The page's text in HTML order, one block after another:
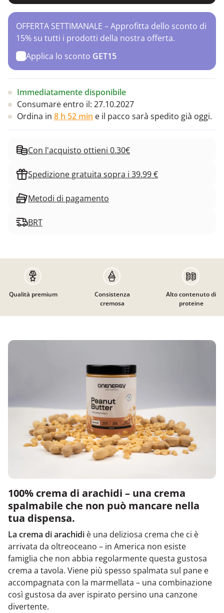
OFFERTA SETTIMANALE – Approfitta dello sconto di
15% su tutti i prodotti della nostra offerta.
Applica lo sconto GET15
Immediatamente disponibile
Consumare entro il: 27.10.2027
Ordina in 8 h 52 min e il pacco sarà spedito già oggi.
Con l'acquisto ottieni 0.30€
Spedizione gratuita sopra i 39.99 €
Metodi di pagamento
BRT
Qualità premium
Consistenza
cremosa
Alto contenuto di
proteine
100% crema di arachidi – una crema
spalmabile che non può mancare nella
tua dispensa.
La crema di arachidi è una deliziosa crema che ci è
arrivata da oltreoceano – in America non esiste
famiglia che non abbia regolarmente questa gustosa
crema a tavola. Viene più spesso spalmata sul pane e
accompagnata con la marmellata – una combinazione
così gustosa da aver ispirato persino una canzone
divertente.